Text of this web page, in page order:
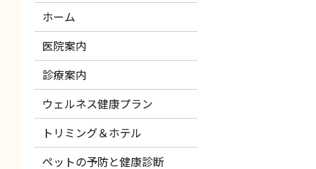
ホーム
医院案内
診療案内
ウェルネス健康プラン
トリミング＆ホテル
ペットの予防と健康診断